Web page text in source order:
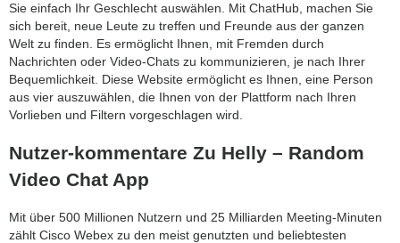
Sie einfach Ihr Geschlecht auswählen. Mit ChatHub, machen Sie
sich bereit, neue Leute zu treffen und Freunde aus der ganzen
Welt zu finden. Es ermöglicht Ihnen, mit Fremden durch
Nachrichten oder Video-Chats zu kommunizieren, je nach Ihrer
Bequemlichkeit. Diese Website ermöglicht es Ihnen, eine Person
aus vier auszuwählen, die Ihnen von der Plattform nach Ihren
Vorlieben und Filtern vorgeschlagen wird.
Nutzer-kommentare Zu Helly – Random
Video Chat App
Mit über 500 Millionen Nutzern und 25 Milliarden Meeting-Minuten
zählt Cisco Webex zu den meist genutzten und beliebtesten